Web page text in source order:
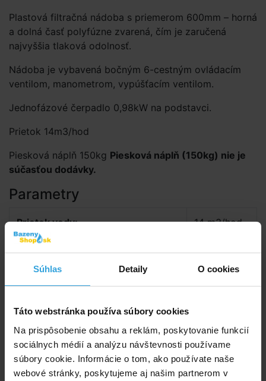
Súhlas Detaily O cookies
Táto webstránka používa súbory cookies
Na prispôsobenie obsahu a reklám, poskytovanie funkcií
sociálnych médií a analýzu návštevnosti používame
súbory cookie. Informácie o tom, ako používate naše
webové stránky, poskytujeme aj našim partnerom v
Plastová filtračná nádoba s priemerom 600mm – horná
a dolná časť polyfúzne zvarená, čím je zaručená
najvyššia tlaková odolnosť.
Nádoba je vybavená bočným 6-cestným ovládacím
ventilom, manometrom, vypúšťacím ventilom.
Jednofázové čerpadlo 0,98kW na podstavci.
Prietok 14m3/hod
Piesková náplň 150kg Piesková náplň (150kg) nie je
súčasťou dodávky.
Parametry
Prietok vody: 14 m3/hod
Príkon čerpadla: 0,98 kW
Priemer pripojenia - závit:
Pre bazén s max. objemom: 75 m3
Hmotnosť pieskovej náplne: